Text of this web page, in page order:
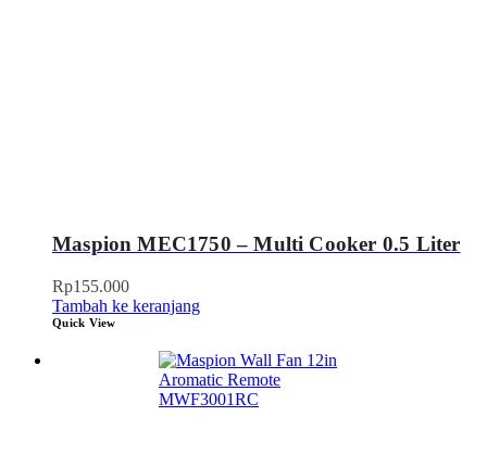
Maspion MEC1750 – Multi Cooker 0.5 Liter
Rp155.000
Tambah ke keranjang
Quick View